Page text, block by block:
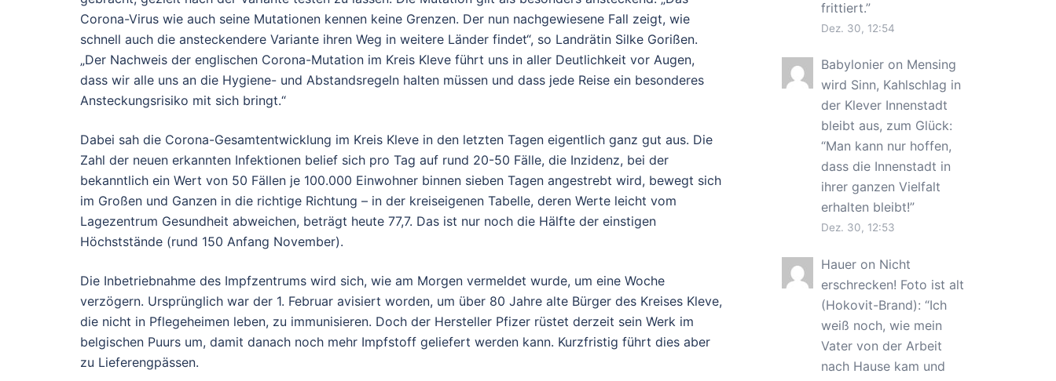
Corona-Virus wie auch seine Mutationen kennen keine Grenzen. Der nun nachgewiesene Fall zeigt, wie
schnell auch die ansteckendere Variante ihren Weg in weitere Länder findet“, so Landrätin Silke Gorißen.
„Der Nachweis der englischen Corona-Mutation im Kreis Kleve führt uns in aller Deutlichkeit vor Augen,
dass wir alle uns an die Hygiene- und Abstandsregeln halten müssen und dass jede Reise ein besonderes
Ansteckungsrisiko mit sich bringt.“
Dabei sah die Corona-Gesamtentwicklung im Kreis Kleve in den letzten Tagen eigentlich ganz gut aus. Die
Zahl der neuen erkannten Infektionen belief sich pro Tag auf rund 20-50 Fälle, die Inzidenz, bei der
bekanntlich ein Wert von 50 Fällen je 100.000 Einwohner binnen sieben Tagen angestrebt wird, bewegt sich
im Großen und Ganzen in die richtige Richtung – in der kreiseigenen Tabelle, deren Werte leicht vom
Lagezentrum Gesundheit abweichen, beträgt heute 77,7. Das ist nur noch die Hälfte der einstigen
Höchststände (rund 150 Anfang November).
Die Inbetriebnahme des Impfzentrums wird sich, wie am Morgen vermeldet wurde, um eine Woche
verzögern. Ursprünglich war der 1. Februar avisiert worden, um über 80 Jahre alte Bürger des Kreises Kleve,
die nicht in Pflegeheimen leben, zu immunisieren. Doch der Hersteller Pfizer rüstet derzeit sein Werk im
belgischen Puurs um, damit danach noch mehr Impfstoff geliefert werden kann. Kurzfristig führt dies aber
zu Lieferengpässen.
frittiert.”
Dez. 30, 12:54
Babylonieron Mensing
wird Sinn, Kahlschlag in
der Klever Innenstadt
bleibt aus, zum Glück:
“Man kann nur hoffen,
dass die Innenstadt in
ihrer ganzen Vielfalt
erhalten bleibt!”
Dez. 30, 12:53
Haueron Nicht
erschrecken! Foto ist alt
(Hokovit-Brand): “Ich
weiß noch, wie mein
Vater von der Arbeit
nach Hause kam und